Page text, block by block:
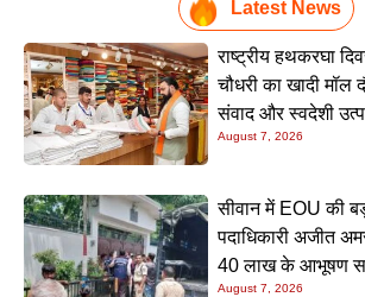
Latest News
राष्ट्रीय हथकरघा
चौधरी का खादी मॉल
संवाद और स्वदेशी
अपील
August 7, 2026
सीवान में EOU की
पदाधिकारी अजीत
40 लाख के आभूषण
August 7, 2026